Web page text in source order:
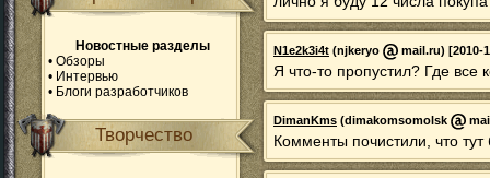
Новостные разделы
• Обзоры
• Интервью
• Блоги разработчиков
Творчество
N1e2k3i4t (njkeryo mail.ru) [2010-
Я что-то пропустил? Где все
DimanKms (dimakomsomolsk
Комменты почистили, что